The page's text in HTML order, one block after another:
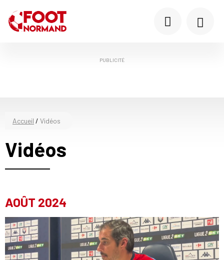
PUBLICITÉ
Accueil / Vidéos
Vidéos
AOÛT 2024